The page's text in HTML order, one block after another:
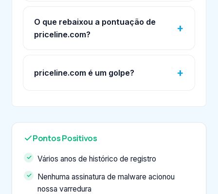
O que rebaixou a pontuação de
priceline.com?
priceline.com é um golpe?
Pontos Positivos
Vários anos de histórico de registro
Nenhuma assinatura de malware acionou
nossa varredura